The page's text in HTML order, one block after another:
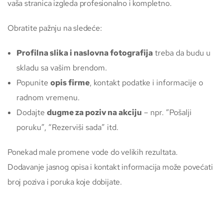
vaša stranica izgleda profesionalno i kompletno.
Obratite pažnju na sledeće:
Profilna slika i naslovna fotografijatreba da budu u
skladu sa vašim brendom.
Popunite opis firme, kontakt podatke i informacije o
radnom vremenu.
Dodajte dugme za poziv na akciju – npr. “Pošalji
poruku”, “Rezerviši sada” itd.
Ponekad male promene vode do velikih rezultata.
Dodavanje jasnog opisa i kontakt informacija može povećati
broj poziva i poruka koje dobijate.